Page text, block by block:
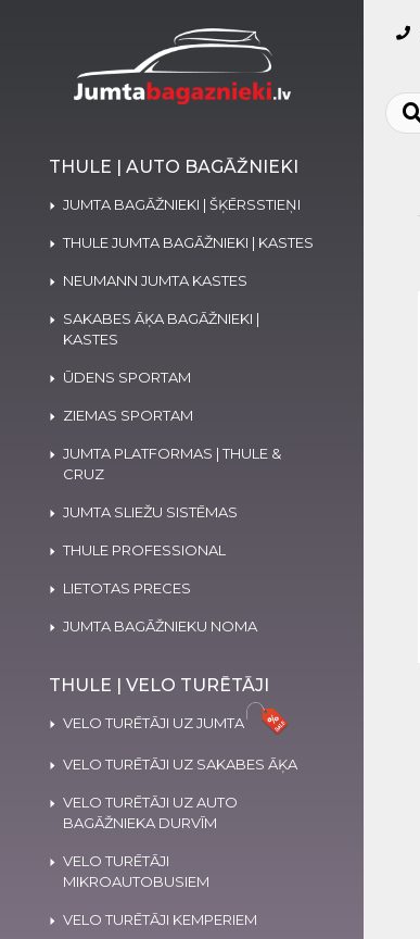
THULE | AUTO BAGĀŽNIEKI
JUMTA BAGĀŽNIEKI | ŠĶĒRSSTIEŅI
THULE JUMTA BAGĀŽNIEKI | KASTES
NEUMANN JUMTA KASTES
SAKABES ĀĶA BAGĀŽNIEKI |
KASTES
ŪDENS SPORTAM
ZIEMAS SPORTAM
JUMTA PLATFORMAS | THULE &
CRUZ
JUMTA SLIEŽU SISTĒMAS
THULE PROFESSIONAL
LIETOTAS PRECES
JUMTA BAGĀŽNIEKU NOMA
THULE | VELO TURĒTĀJI
VELO TURĒTĀJI UZ JUMTA
VELO TURĒTĀJI UZ SAKABES ĀĶA
VELO TURĒTĀJI UZ AUTO
BAGĀŽNIEKA DURVĪM
VELO TURĒTĀJI
MIKROAUTOBUSIEM
VELO TURĒTĀJI KEMPERIEM